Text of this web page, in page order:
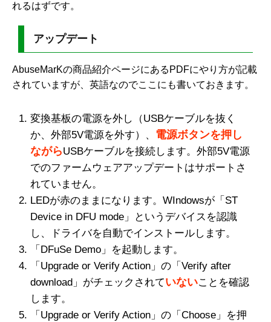
れるはずです。
アップデート
AbuseMarKの商品紹介ページにあるPDFにやり方が記載
されていますが、英語なのでここにも書いておきます。
変換基板の電源を外し（USBケーブルを抜く
か、外部5V電源を外す）、 電源ボタンを押し
ながらUSBケーブルを接続します。外部5V電源
でのファームウェアアップデートはサポートさ
れていません。
LEDが赤のままになります。WIndowsが「ST
Device in DFU mode」というデバイスを認識
し、ドライバを自動でインストールします。
「DFuSe Demo」を起動します。
「Upgrade or Verify Action」の「Verify after
download」がチェックされていないことを確認
します。
「Upgrade or Verify Action」の「Choose」を押